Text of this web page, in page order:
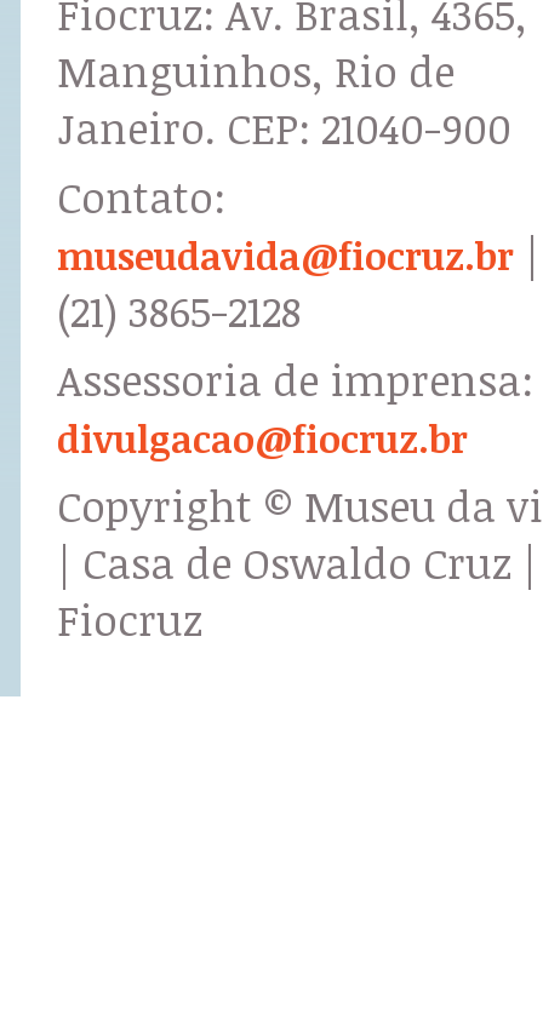
Fiocruz: Av. Brasil, 4365,
Manguinhos, Rio de
Janeiro. CEP: 21040-900
Contato:
museudavida@fiocruz.br |
(21) 3865-2128
Assessoria de imprensa:
divulgacao@fiocruz.br
Copyright © Museu da
| Casa de Oswaldo Cruz |
Fiocruz